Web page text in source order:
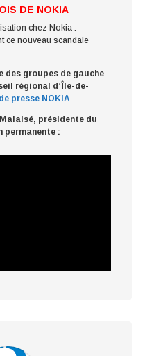
DE NOKIA
chez Nokia :
ce nouveau scandale
des groupes de gauche
régional d’Île-de-
presse NOKIA
présidente du
permanente :